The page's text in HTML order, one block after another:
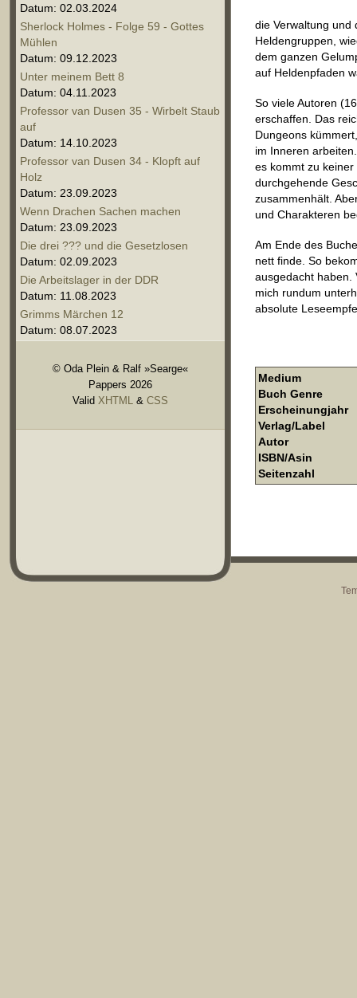
Datum: 02.03.2024
Sherlock Holmes - Folge 59 - Gottes
Mühlen
Datum: 09.12.2023
Unter meinem Bett 8
Datum: 04.11.2023
Professor van Dusen 35 - Wirbelt Staub
auf
Datum: 14.10.2023
Professor van Dusen 34 - Klopft auf
Holz
Datum: 23.09.2023
Wenn Drachen Sachen machen
Datum: 23.09.2023
Die drei ??? und die Gesetzlosen
Datum: 02.09.2023
Die Arbeitslager in der DDR
Datum: 11.08.2023
Grimms Märchen 12
Datum: 08.07.2023
© Oda Plein & Ralf »Searge«
Pappers 2026
Valid XHTML & CSS
die Verwaltung und
Heldengruppen,
dem ganzen
auf Heldenpfaden
So viele Autoren
erschaffen. Das
Dungeons
im Inneren
es kommt zu
durchgehende
zusammenhält.
und Charakteren
Am Ende des
nett finde. So
ausgedacht haben.
mich rundum
absolute
Medium
Buch Genre
Erscheinungjahr
Verlag/Label
Autor
ISBN/Asin
Seitenzahl